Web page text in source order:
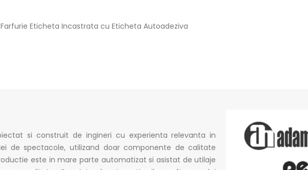
Eticheta Incastrata cu Eticheta Autoadeziva
si construit de ingineri cu experienta relevanta in
de spectacole, utilizand doar componente de calitate
este in mare parte automatizat si asistat de utilaje